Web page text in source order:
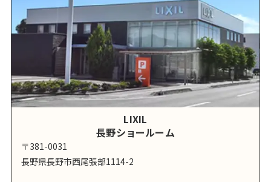
LIXIL
長野ショールーム
〒381-0031
長野県長野市西尾張部1114-2